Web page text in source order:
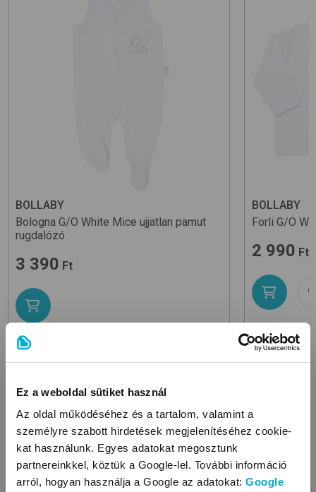
Ez a weboldal sütiket használ
Az oldal működéséhez és a tartalom, valamint a
személyre szabott hirdetések megjelenítéséhez cookie-
kat használunk. Egyes adatokat megosztunk
partnereinkkel, köztük a Google-lel. További információ
arról, hogyan használja a Google az adatokat: Google
BOLLABY
Bologna G/O White Mice ujjatlan pamut
rugdalózó
3 390 Ft
BOLLABY
Forli G/O
2 990 Ft
Méret:
KAPCSOLÓDÓ KATEGÓRIÁK